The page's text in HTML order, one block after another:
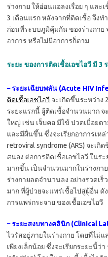
ร่างกาย ให้อ่อนแอลงเรื่อย ๆ แล
3 เดือนแรก หลังจากที่ติดเชื้อ จึง
ก่อนที่ระบบภูมิคุ้มกัน ของร่างกาย
อาการ หรือไม่มีอาการก็ตาม
ระยะ ของการติดเชื้อเอชไอวี มี 3
– ระยะเฉียบพลัน (Acute HIV
ติดเชื้อเอชไอวี จะเกิดขึ้นระหว่าง
ระยะแรกนี้ ผู้ติดเชื้อจำนวนมาก จ
ใหญ่ เช่น เจ็บคอ มีไข้ ปวดเมื่อยต
และมีผื่นขึ้น ซึ่งจะเรียกอาการเห
retroviral syndrome (ARS) จะเ
สนอง ต่อการติดเชื้อเอชไอวี ในร
มากขึ้น เป็นจำนวนมากในร่างกา
ร่างกายลดจำนวนลง อย่างรวดเร็
มาก ที่ผู้ป่วยจะแพร่เชื้อไปสู่ผู้อื่น
การแพร่กระจาย ของเชื้อเอชไอวี
– ระยะสงบทางคลินิก (Clinical
ไวรัสอยู่ภายในร่างกาย โดยที่ไม่แ
เพียงเล็กน้อย ซึ่งจะเรียกระยะนี้ว่า